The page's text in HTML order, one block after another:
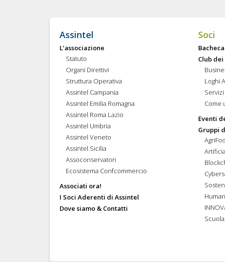
Assintel
L’associazione
Statuto
Organi Direttivi
Struttura Operativa
Assintel Campania
Assintel Emilia Romagna
Assintel Roma Lazio
Assintel Umbria
Assintel Veneto
Assintel Sicilia
Assoconservatori
Ecosistema Confcommercio
Associati ora!
I Soci Aderenti di Assintel
Dove siamo & Contatti
Soci
Bacheca
Club dei
Loghi
Come
Eventi
Gruppi